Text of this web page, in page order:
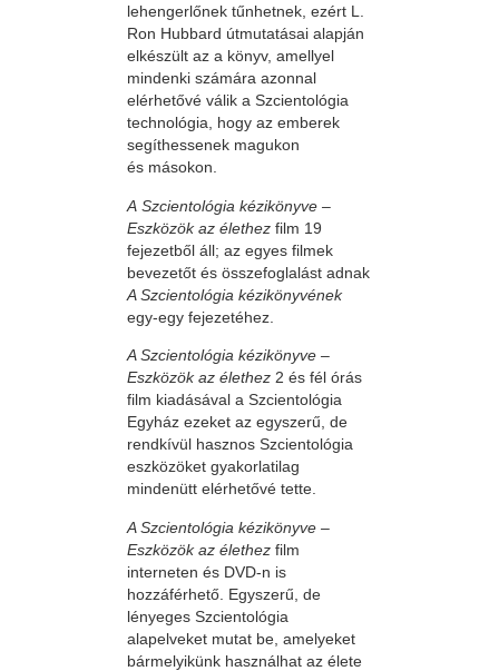
lehengerlőnek tűnhetnek, ezért L.
Ron Hubbard útmutatásai alapján
elkészült az a könyv, amellyel
mindenki számára azonnal
elérhetővé válik a Szcientológia
technológia, hogy az emberek
segíthessenek magukon
és másokon.
A Szcientológia kézikönyve –
Eszközök az élethez film 19
fejezetből áll; az egyes filmek
bevezetőt és összefoglalást adnak
A Szcientológia kézikönyvének
egy-egy fejezetéhez.
A Szcientológia kézikönyve –
Eszközök az élethez 2 és fél órás
film kiadásával a Szcientológia
Egyház ezeket az egyszerű, de
rendkívül hasznos Szcientológia
eszközöket gyakorlatilag
mindenütt elérhetővé tette.
A Szcientológia kézikönyve –
Eszközök az élethez film
interneten és DVD-n is
hozzáférhető. Egyszerű, de
lényeges Szcientológia
alapelveket mutat be, amelyeket
bármelyikünk használhat az élete